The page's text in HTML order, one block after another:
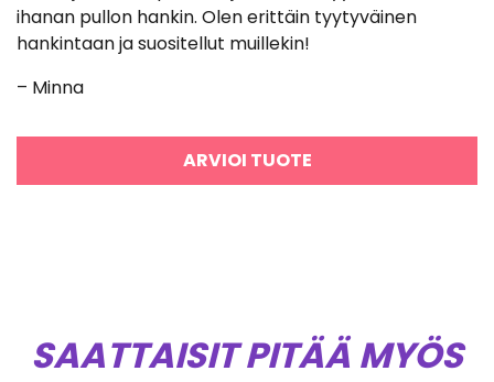
tuotteesta:
5/ 5
ihanan pullon hankin. Olen erittäin tyytyväinen
hankintaan ja suositellut muillekin!
– Minna
ARVIOI TUOTE
SAATTAISIT PITÄÄ MYÖS